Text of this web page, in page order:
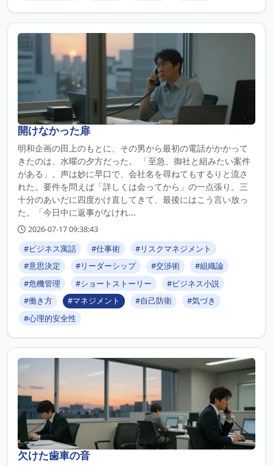
開けなかった扉
明和企画の田上のもとに、その男から最初の電話がかかって
きたのは、水曜の夕方だった。 「至急、御社と組みたい案件
がある」。声は妙に早口で、会社名を尋ねてもするりと流さ
れた。要件を問えば「詳しくは会ってから」の一点張り。三
十分のあいだに四度かけ直してきて、最後にはこう言い放っ
た。「今日中に返事がなけれ...
2026-07-17 09:38:43
#ビジネス寓話
#仕事術
#リスクマネジメント
#意思決定
#リーダーシップ #交渉術
#組織論
#危機管理
#ショートストーリー
#ビジネス小説
#働き方
#マネジメント #自己防衛
#気づき
#心理的安全性
欠けた歯車の音